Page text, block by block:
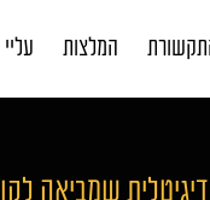
המלצות עליי
דיגיטלית שמביאה